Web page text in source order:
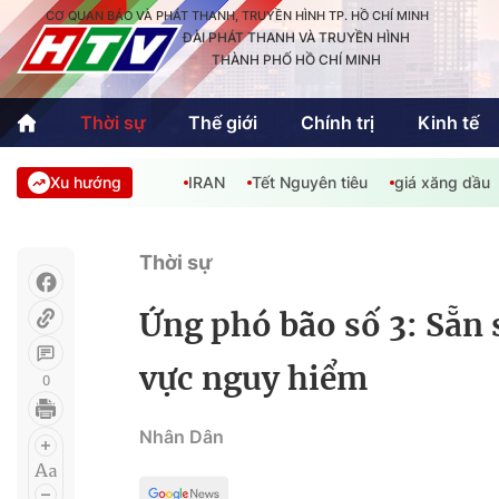
CƠ QUAN BÁO VÀ PHÁT THANH, TRUYỀN HÌNH TP. HỒ CHÍ MINH
ĐÀI PHÁT THANH VÀ TRUYỀN HÌNH
THÀNH PHỐ HỒ CHÍ MINH
Thời sự Thế giới Chính trị Kinh tế
Thời sự
Thể thao
Quốc tế
Văn hóa -
An Sinh
Công nghệ
Xu hướng IRAN Tết Nguyên tiêu giá xăng dầu
0
Thời sự
Ứng phó bão số 3:
vực nguy hiểm
Nhân Dân